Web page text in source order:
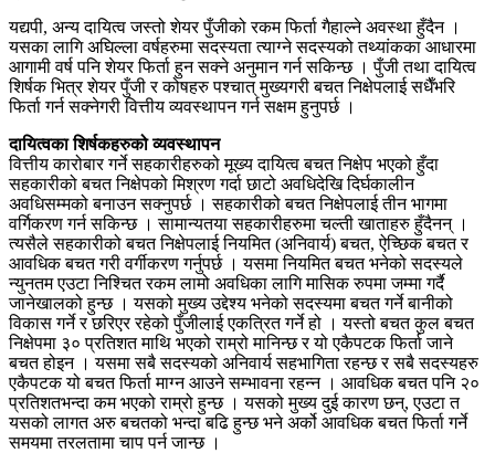
यद्यपी, अन्य दायित्व जस्तो शेयर पुँजीको रकम फिर्ता गैहाल्ने अवस्था हुँदैन ।
यसका लागि अघिल्ला वर्षहरुमा सदस्यता त्याग्ने सदस्यको तथ्यांकका आधारमा
आगामी वर्ष पनि शेयर फिर्ता हुन सक्ने अनुमान गर्न सकिन्छ । पुँजी तथा दायित्व
शिर्षक भित्र शेयर पुँजी र कोषहरु पश्चात् मुख्यगरी बचत निक्षेपलाई सधैँभरि
फिर्ता गर्न सक्नेगरी वित्तीय व्यवस्थापन गर्न सक्षम हुनुपर्छ ।
दायित्वका शिर्षकहरुको व्यवस्थापन
वित्तीय कारोबार गर्ने सहकारीहरुको मूख्य दायित्व बचत निक्षेप भएको हुँदा
सहकारीको बचत निक्षेपको मिश्रण गर्दा छाटो अवधिदेखि दिर्घकालीन
अवधिसम्मको बनाउन सक्नुपर्छ । सहकारीको बचत निक्षेपलाई तीन भागमा
वर्गिकरण गर्न सकिन्छ । सामान्यतया सहकारीहरुमा चल्ती खाताहरु हुँदैनन् ।
त्यसैले सहकारीको बचत निक्षेपलाई नियमित (अनिवार्य) बचत, ऐच्छिक बचत र
आवधिक बचत गरी वर्गीकरण गर्नुपर्छ । यसमा नियमित बचत भनेको सदस्यले
न्युनतम एउटा निश्चित रकम लामो अवधिका लागि मासिक रुपमा जम्मा गर्दै
जानेखालको हुन्छ । यसको मुख्य उद्देश्य भनेको सदस्यमा बचत गर्ने बानीको
विकास गर्ने र छरिएर रहेको पुँजीलाई एकत्रित गर्ने हो । यस्तो बचत कुल बचत
निक्षेपमा ३० प्रतिशत माथि भएको राम्रो मानिन्छ र यो एकैपटक फिर्ता जाने
बचत होइन । यसमा सबै सदस्यको अनिवार्य सहभागिता रहन्छ र सबै सदस्यहरु
एकैपटक यो बचत फिर्ता माग्न आउने सम्भावना रहन्न । आवधिक बचत पनि २०
प्रतिशतभन्दा कम भएको राम्रो हुन्छ । यसको मुख्य दुई कारण छन्, एउटा त
यसको लागत अरु बचतको भन्दा बढि हुन्छ भने अर्को आवधिक बचत फिर्ता गर्ने
समयमा तरलतामा चाप पर्न जान्छ ।